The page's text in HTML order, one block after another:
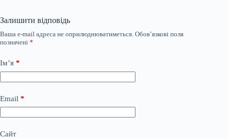
Залишити відповідь
Ваша e-mail адреса не оприлюднюватиметься. Обов’язкові поля
позначені *
Ім’я *
Email *
Сайт